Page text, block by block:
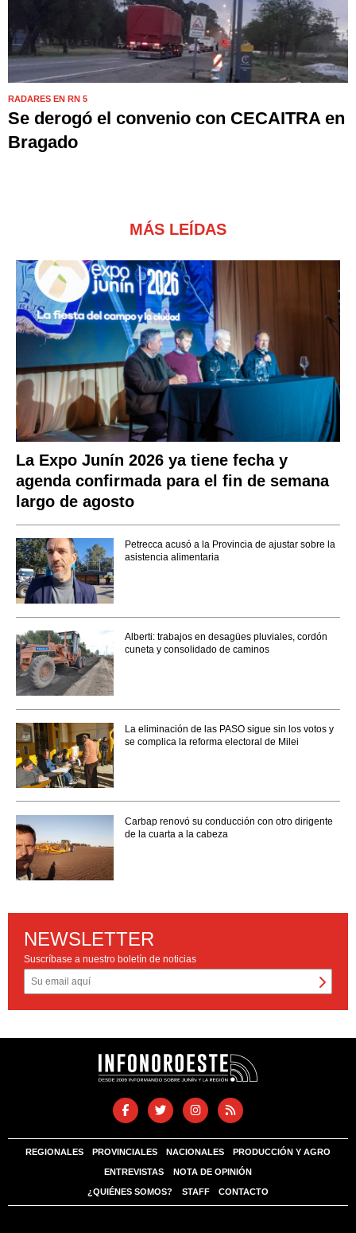
RADARES EN RN 5
Se derogó el convenio con CECAITRA en
Bragado
MÁS LEÍDAS
La Expo Junín 2026 ya tiene fecha y
agenda confirmada para el fin de semana
largo de agosto
Petrecca acusó a la Provincia de ajustar sobre la
asistencia alimentaria
Alberti: trabajos en desagües pluviales, cordón
cuneta y consolidado de caminos
La eliminación de las PASO sigue sin los votos y
se complica la reforma electoral de Milei
Carbap renovó su conducción con otro dirigente
de la cuarta a la cabeza
NEWSLETTER
Suscríbase a nuestro boletín de noticias
REGIONALES PROVINCIALES NACIONALES PRODUCCIÓN Y AGRO
ENTREVISTAS NOTA DE OPINIÓN
¿QUIÉNES SOMOS? STAFF CONTACTO